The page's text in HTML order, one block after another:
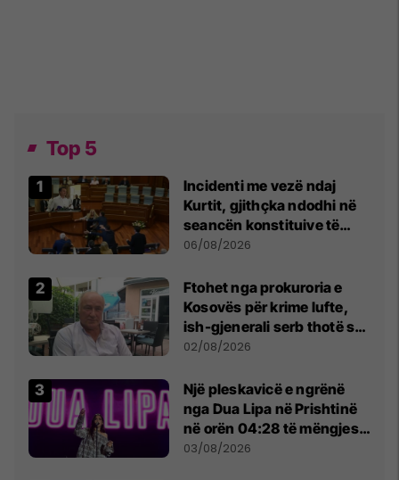
Top 5
Incidenti me vezë ndaj
Kurtit, gjithçka ndodhi në
seancën konstituive të
Kuvendit
06/08/2026
Ftohet nga prokuroria e
Kosovës për krime lufte,
ish-gjenerali serb thotë se
dikush e tradhtoi në
02/08/2026
Një pleskavicë e ngrënë
nga Dua Lipa në Prishtinë
në orën 04:28 të mëngjesit
- dhe bota digjitale serbe
03/08/2026